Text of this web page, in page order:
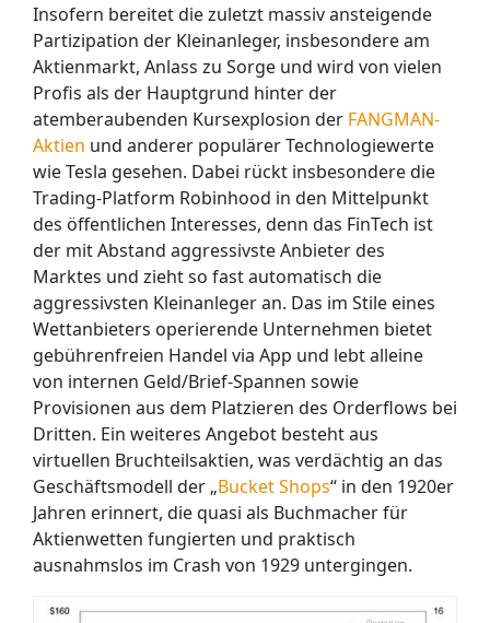
Insofern bereitet die zuletzt massiv ansteigende
Partizipation der Kleinanleger, insbesondere am
Aktienmarkt, Anlass zu Sorge und wird von vielen
Profis als der Hauptgrund hinter der
atemberaubenden Kursexplosion der FANGMAN-
Aktien und anderer populärer Technologiewerte
wie Tesla gesehen. Dabei rückt insbesondere die
Trading-Platform Robinhood in den Mittelpunkt
des öffentlichen Interesses, denn das FinTech ist
der mit Abstand aggressivste Anbieter des
Marktes und zieht so fast automatisch die
aggressivsten Kleinanleger an. Das im Stile eines
Wettanbieters operierende Unternehmen bietet
gebührenfreien Handel via App und lebt alleine
von internen Geld/Brief-Spannen sowie
Provisionen aus dem Platzieren des Orderflows bei
Dritten. Ein weiteres Angebot besteht aus
virtuellen Bruchteilsaktien, was verdächtig an das
Geschäftsmodell der „Bucket Shops“ in den 1920er
Jahren erinnert, die quasi als Buchmacher für
Aktienwetten fungierten und praktisch
ausnahmslos im Crash von 1929 untergingen.